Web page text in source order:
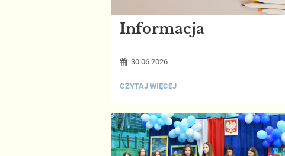
Informacja
30.06.2026
INFORMACJA:
CZYTAJ WIĘCEJ